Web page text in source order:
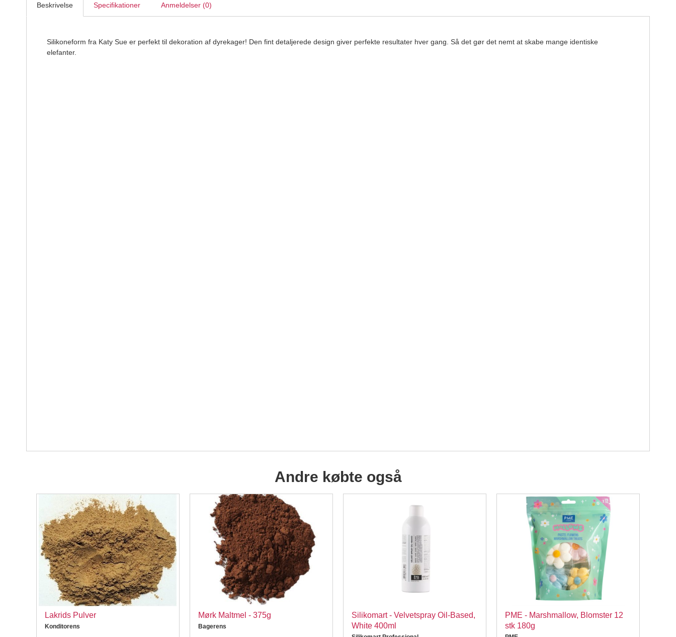
Beskrivelse Specifikationer Anmeldelser (0)
Silikoneform fra Katy Sue er perfekt til dekoration af dyrekager! Den fint detaljerede design giver perfekte resultater hver gang. Så det gør det nemt at skabe mange identiske
elefanter.
Andre købte også
Lakrids Pulver
Konditorens
Mørk Maltmel - 375g
Bagerens
Silikomart - Velvetspray Oil-Based,
White 400ml
PME - Marshmallow, Blomster 12
stk 180g